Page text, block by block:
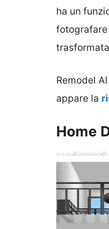
ha un
fotografare
Remodel
appare la
Home